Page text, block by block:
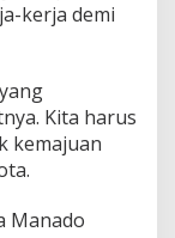
kerja demi
Kita harus
kemajuan
Manado